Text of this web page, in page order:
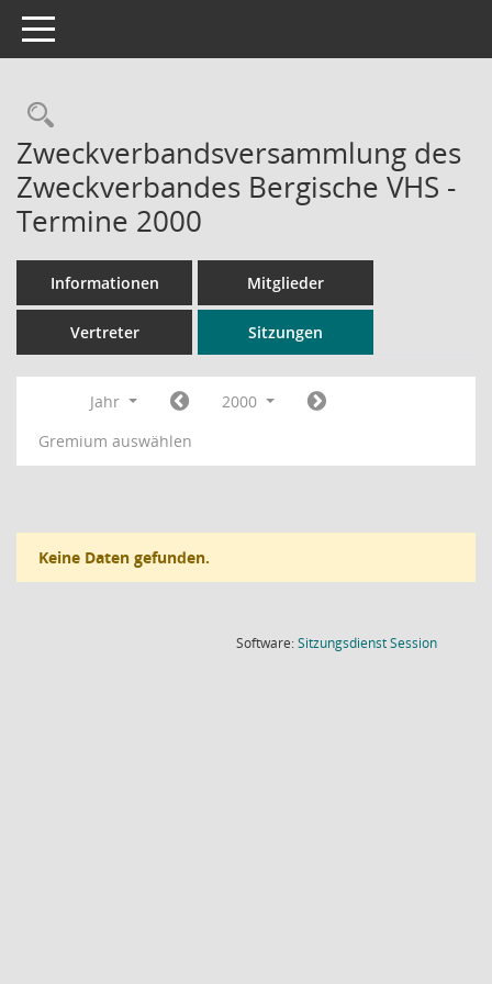
Toggle navigation
Rechercheauswahl
Zweckverbandsversammlung des
Zweckverbandes Bergische VHS -
Termine 2000
Informationen Mitglieder
Vertreter Sitzungen
Jahr
2000
Gremium auswählen
Keine Daten gefunden.
Software:SitzungsdienstSession(Wird in